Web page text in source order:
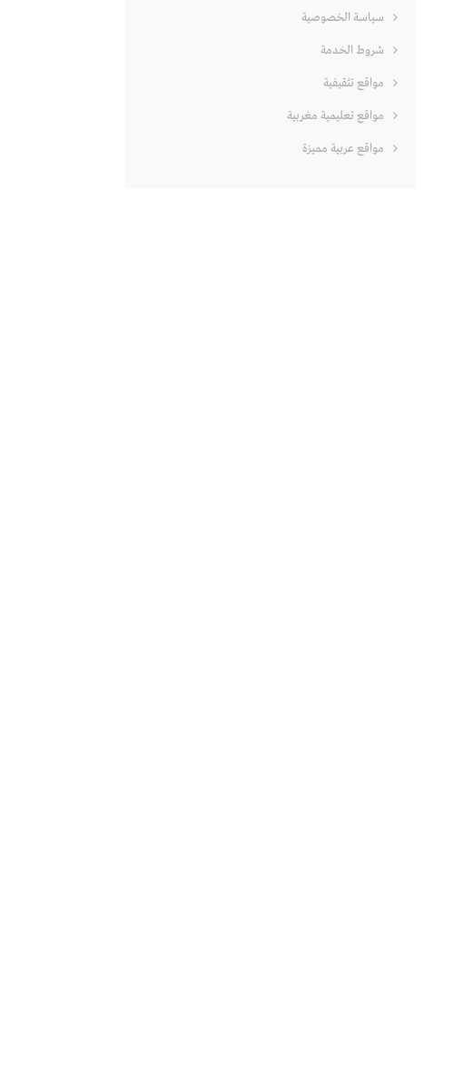
سياسة الخصوصية
شروط الخدمة
مواقع تثقيفية
مواقع تعليمية مغربية
مواقع عربية مميزة